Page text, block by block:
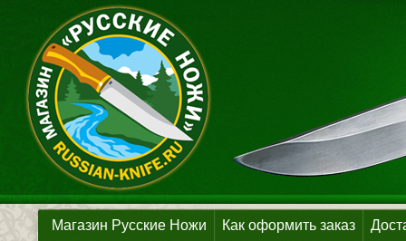
Магазин Русские Ножи Как оформить заказ